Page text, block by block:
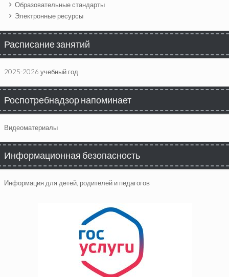
Образовательные стандарты
Электронные ресурсы
Расписание занятий
2025-2026 учебный год
Роспотребнадзор напоминает
Видеоматериалы
Информационная безопасность
Информация для детей, родителей и педагогов